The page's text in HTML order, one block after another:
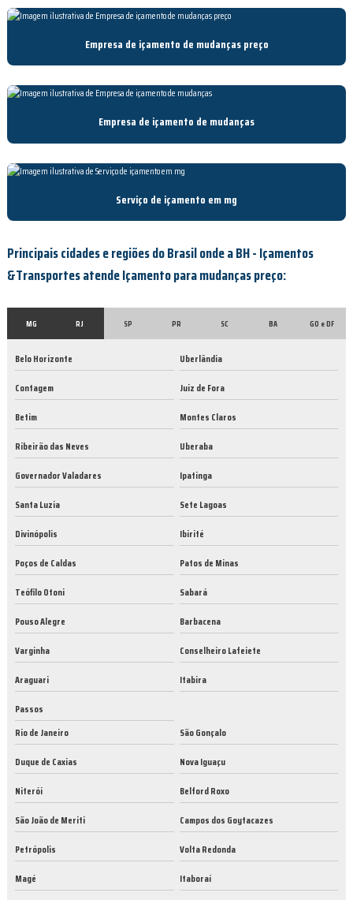
Empresa de içamento de mudanças preço
Empresa de içamento de mudanças
Serviço de içamento em mg
Principais cidades e regiões do Brasil onde a BH - Içamentos
&Transportes atende Içamento para mudanças preço:
MG RJ SP PR SC BA GO e DF
Belo Horizonte
Uberlândia
Contagem
Juiz de Fora
Betim
Montes Claros
Ribeirão das Neves
Uberaba
Governador Valadares
Ipatinga
Santa Luzia
Sete Lagoas
Divinópolis
Ibirité
Poços de Caldas
Patos de Minas
Teófilo Otoni
Sabará
Pouso Alegre
Barbacena
Varginha
Conselheiro Lafeiete
Araguari
Itabira
Passos
Rio de Janeiro
São Gonçalo
Duque de Caxias
Nova Iguaçu
Niterói
Belford Roxo
São João de Meriti
Campos dos Goytacazes
Petrópolis
Volta Redonda
Magé
Itaboraí